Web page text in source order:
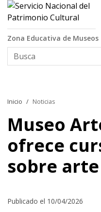
Contenido principal
Zona Educativa de Museos
Inicio Noticias
Museo
ofrece
sobre
Publicado el 10/04/2026